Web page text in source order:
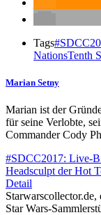
Tags
NationsTenth
Marian Setny
Marian ist der
für seine Verlobte,
Commander Cody
#SDCC2017: Live-
Headsculpt der Hot
Detail
Star Wars-